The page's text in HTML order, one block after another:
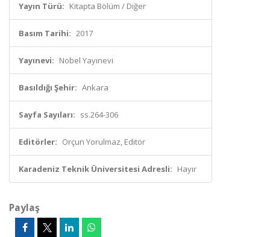
Yayın Türü: Kitapta Bölüm / Diğer
Basım Tarihi: 2017
Yayınevi: Nobel Yayınevi
Basıldığı Şehir: Ankara
Sayfa Sayıları: ss.264-306
Editörler: Orçun Yorulmaz, Editör
Karadeniz Teknik Üniversitesi Adresli: Hayır
Paylaş